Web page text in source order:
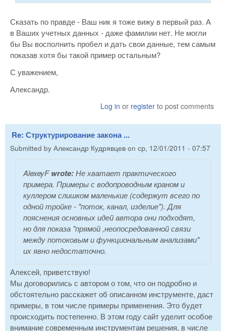
Сказать по правде - Ваш ник я тоже вижу в первый раз. А
в Ваших учетных данных - даже фамилии нет. Не могли
бы Вы восполнить пробел и дать свои данные, тем самым
показав хотя бы такой пример остальным?
С уважением,
Александр.
Log in or register to post comments
Re: Структурирование закона ...
Submitted by Александр Кудрявцев on ср, 12/01/2011 - 07:57
AlexeyFwrote:Не хватает практического
примера. Примеры с водопроводным краном и
куллером слишком маленькие (содержут всего по
одной тройке - "поток, канал, изделие"). Для
пояснения основных идей автора они подходят,
но для показа "прямой ,неопосредованной связи
между потоковым и функциональным анализами"
их явно недостаточно.
Алексей, приветствую!
Мы договорились с автором о том, что он подробно и
обстоятельно расскажет об описанном инструменте, даст
примеры, в том числе примеры применения. Это будет
происходить постепенно. В этом году сайт уделит особое
внимание современным инструментам решения, в числе